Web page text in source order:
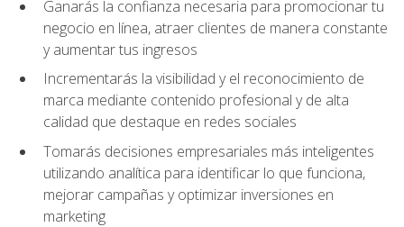
Ganarás la confianza necesaria para promocionar tu
negocio en línea, atraer clientes de manera constante
y aumentar tus ingresos
Incrementarás la visibilidad y el reconocimiento de
marca mediante contenido profesional y de alta
calidad que destaque en redes sociales
Tomarás decisiones empresariales más inteligentes
utilizando analítica para identificar lo que funciona,
mejorar campañas y optimizar inversiones en
marketing